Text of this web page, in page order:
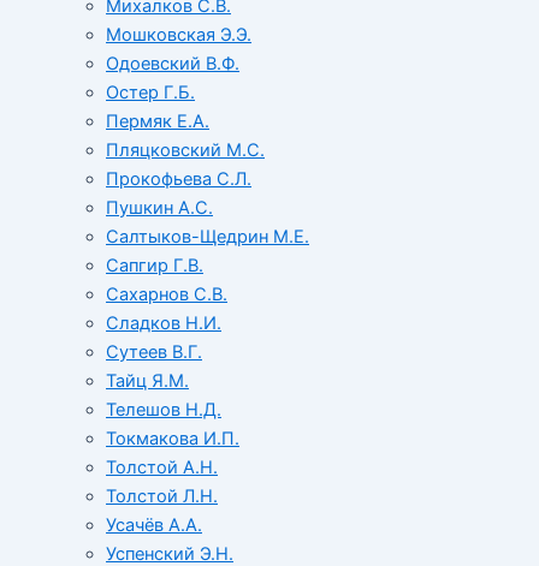
Михалков С.В.
Мошковская Э.Э.
Одоевский В.Ф.
Остер Г.Б.
Пермяк Е.А.
Пляцковский М.С.
Прокофьева С.Л.
Пушкин А.С.
Салтыков-Щедрин М.Е.
Сапгир Г.В.
Сахарнов С.В.
Сладков Н.И.
Сутеев В.Г.
Тайц Я.М.
Телешов Н.Д.
Токмакова И.П.
Толстой А.Н.
Толстой Л.Н.
Усачёв А.А.
Успенский Э.Н.